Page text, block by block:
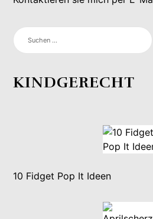
SUCHEN
NACH:
KINDGERECHT
10 Fidget Pop It Ideen